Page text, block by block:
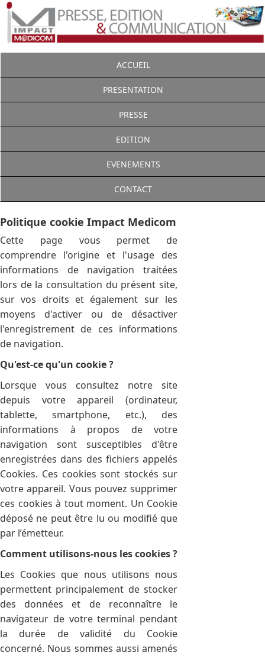
ACCUEIL
PRESENTATION
PRESSE
EDITION
EVENEMENTS
CONTACT
Politique cookie Impact Medicom
Cette page vous permet de
comprendre l'origine et l'usage des
informations de navigation traitées
lors de la consultation du présent site,
sur vos droits et également sur les
moyens d'activer ou de désactiver
l'enregistrement de ces informations
de navigation.
Qu'est-ce qu'un cookie ?
Lorsque vous consultez notre site
depuis votre appareil (ordinateur,
tablette, smartphone, etc.), des
informations à propos de votre
navigation sont susceptibles d'être
enregistrées dans des fichiers appelés
Cookies. Ces cookies sont stockés sur
votre appareil. Vous pouvez supprimer
ces cookies à tout moment. Un Cookie
déposé ne peut être lu ou modifié que
par l’émetteur.
Comment utilisons-nous les cookies ?
Les Cookies que nous utilisons nous
permettent principalement de stocker
des données et de reconnaître le
navigateur de votre terminal pendant
la durée de validité du Cookie
concerné. Nous sommes aussi amenés